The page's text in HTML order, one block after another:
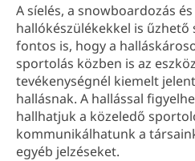
A síelés, a snowboardozás
hallókészülékekkel is
fontos is, hogy a
sportolás közben is az
tevékenységnél kiemelt
hallásnak. A hallással
hallhatjuk a közeledő
kommunikálhatunk a
egyéb jelzéseket.